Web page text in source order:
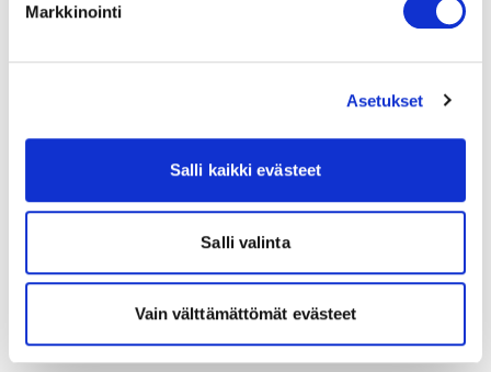
Markkinointi
Asetukset
Salli kaikki evästeet
Salli valinta
Vain välttämättömät evästeet